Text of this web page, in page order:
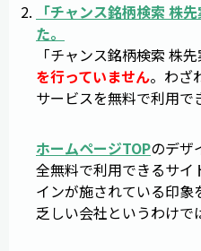
「チャンス銘柄検索 株
た。
「チャンス銘柄検索 株
を行っていません。わざ
サービスを無料で利用で
ホームページTOPのデザ
全無料で利用できるサイ
インが施されている印象
乏しい会社というわけで